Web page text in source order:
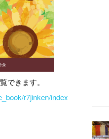
できます。
r7jinken/index